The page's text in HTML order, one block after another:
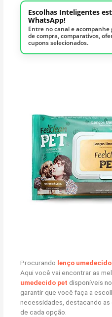
Escolhas Inteligentes
WhatsApp!
Entre no canal e acompanhe
de compra, comparativos,
cupons selecionados.
Procurando lenço
Aqui você vai encontrar as
umedecido pet disponíveis
garantir que você faça a
necessidades, destacando
de cada opção.